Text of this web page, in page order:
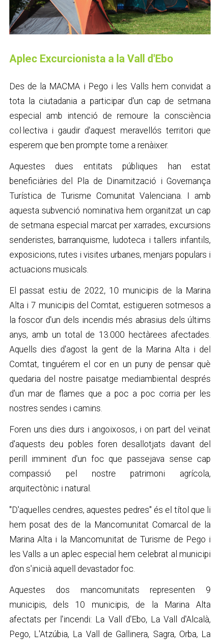
Aplec Excurcionista a la Vall d'Ebo
Des de la MACMA i Pego i les Valls hem convidat a
tota la ciutadania a participar d'un cap de setmana
especial amb intenció de remoure la consciència
col·lectiva i gaudir d'aquest meravellós territori que
esperem que ben prompte torne a renàixer.
Aquestes dues entitats públiques han estat
beneficiàries del Pla de Dinamització i Governança
Turística de Turisme Comunitat Valenciana. I amb
aquesta subvenció nominativa hem organitzat un cap
de setmana especial marcat per xarrades, excursions
senderistes, barranquisme, ludoteca i tallers infantils,
exposicions, rutes i visites urbanes, menjars populars i
actuacions musicals.
El passat estiu de 2022, 10 municipis de la Marina
Alta i 7 municipis del Comtat, estigueren sotmesos a
la foscor d'un dels incendis més abrasius dels últims
anys, amb un total de 13.000 hectàrees afectades.
Aquells dies d'agost la gent de la Marina Alta i del
Comtat, tinguérem el cor en un puny de pensar què
quedaria del nostre paisatge mediambiental després
d'un mar de flames que a poc a poc corria per les
nostres sendes i camins.
Foren uns dies durs i angoixosos, i on part del veïnat
d'aquests deu pobles foren desallotjats davant del
perill imminent d'un foc que passejava sense cap
compassió pel nostre patrimoni agrícola,
arquitectònic i natural.
"D'aquelles cendres, aquestes pedres" és el títol que li
hem posat des de la Mancomunitat Comarcal de la
Marina Alta i la Mancomunitat de Turisme de Pego i
les Valls a un aplec especial hem celebrat al municipi
d'on s'inicià aquell devastador foc.
Aquestes dos mancomunitats representen 9
municipis, dels 10 municipis, de la Marina Alta
afectats per l'incendi: La Vall d'Ebo, La Vall d'Alcalà,
Pego, L'Atzúbia, La Vall de Gallinera, Sagra, Orba, La